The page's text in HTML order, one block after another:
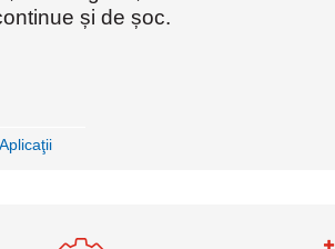
și de șoc.
Aplicaţii